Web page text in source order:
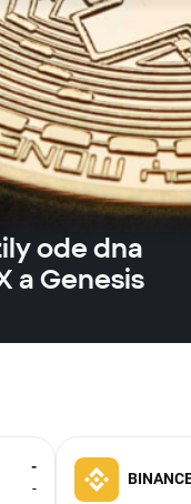
ode dna
a Genesis
-
-